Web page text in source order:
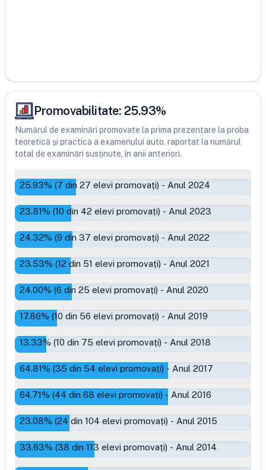
Promovabilitate: 25.93%
Numărul de examinări promovate la prima prezentare la proba
teoretică și practică a examenului auto, raportat la numărul
total de examinări susținute, în anii anteriori.
25.93% (7 din 27 elevi promovați) - Anul 2024
23.81% (10 din 42 elevi promovați) - Anul 2023
24.32% (9 din 37 elevi promovați) - Anul 2022
23.53% (12 din 51 elevi promovați) - Anul 2021
24.00% (6 din 25 elevi promovați) - Anul 2020
17.86% (10 din 56 elevi promovați) - Anul 2019
13.33% (10 din 75 elevi promovați) - Anul 2018
64.81% (35 din 54 elevi promovați) - Anul 2017
64.71% (44 din 68 elevi promovați) - Anul 2016
23.08% (24 din 104 elevi promovați) - Anul 2015
33.63% (38 din 113 elevi promovați) - Anul 2014